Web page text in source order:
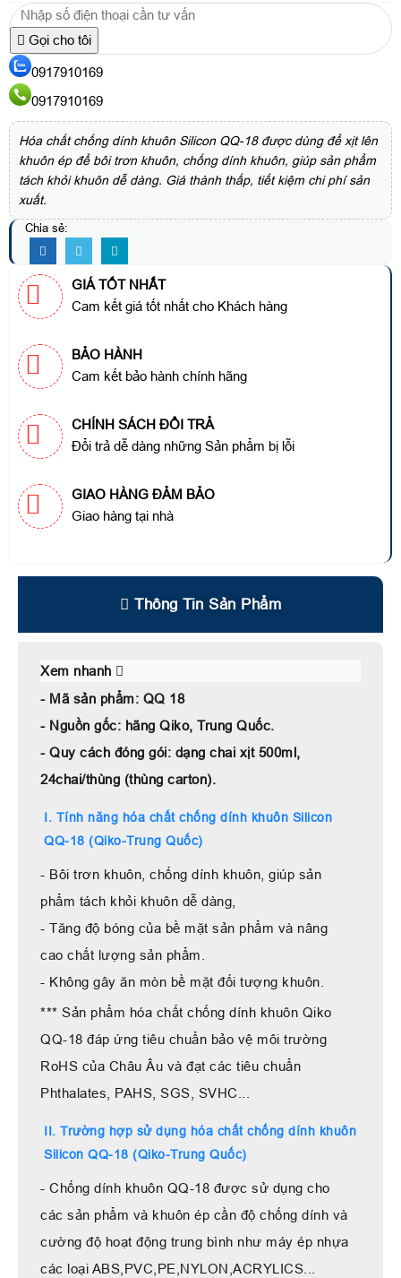
Gọi cho tôi
0917910169
0917910169
Hóa chất chống dính khuôn Silicon QQ-18 được dùng để xịt lên
khuôn ép để bôi trơn khuôn, chống dính khuôn, giúp sản phẩm
tách khỏi khuôn dễ dàng. Giá thành thấp, tiết kiệm chi phí sản
xuất.
Chia sẻ:
GIÁ TỐT NHẤT
Cam kết giá tốt nhất cho Khách hàng
BẢO HÀNH
Cam kết bảo hành chính hãng
CHÍNH SÁCH ĐỔI TRẢ
Đổi trả dễ dàng những Sản phẩm bị lỗi
GIAO HÀNG ĐẢM BẢO
Giao hàng tại nhà
Thông Tin Sản Phẩm
Xem nhanh
- Mã sản phẩm: QQ 18
- Nguồn gốc: hãng Qiko, Trung Quốc.
- Quy cách đóng gói: dạng chai xịt 500ml,
24chai/thùng (thùng carton).
I. Tính năng hóa chất chống dính khuôn Silicon
QQ-18 (Qiko-Trung Quốc)
- Bôi trơn khuôn, chống dính khuôn, giúp sản
phẩm tách khỏi khuôn dễ dàng,
- Tăng độ bóng của bề mặt sản phẩm và nâng
cao chất lượng sản phẩm.
- Không gây ăn mòn bề mặt đối tượng khuôn.
*** Sản phẩm hóa chất chống dính khuôn Qiko
QQ-18 đáp ứng tiêu chuẩn bảo vệ môi trường
RoHS của Châu Âu và đạt các tiêu chuẩn
Phthalates, PAHS, SGS, SVHC...
II. Trường hợp sử dụng hóa chất chống dính khuôn
Silicon QQ-18 (Qiko-Trung Quốc)
- Chống dính khuôn QQ-18 được sử dụng cho
các sản phẩm và khuôn ép cần độ chống dính và
cường độ hoạt động trung bình như máy ép nhựa
các loại ABS,PVC,PE,NYLON,ACRYLICS...